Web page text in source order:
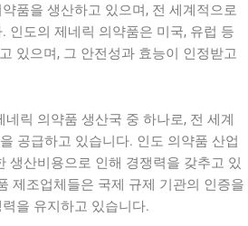
품을 생산하고 있으며, 전 세계적으로
인도의 제네릭 의약품은 미국, 유럽 등
있으며, 그 안전성과 효능이 인정받고
릭 의약품 생산국 중 하나로, 전 세계
공급하고 있습니다. 인도 의약품 산업
생산비용으로 인해 경쟁력을 갖추고 있
제조업체들은 국제 규제 기관의 인증을
을 유지하고 있습니다.